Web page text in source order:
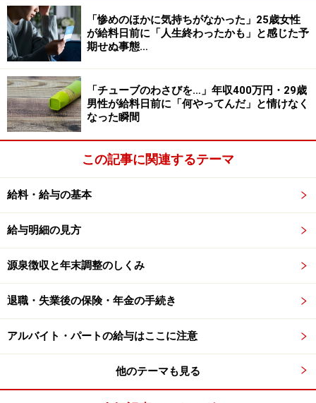
しっかり働くこと、給料に見合った生活を
すること、そして……
男性はその窮地を「チューブのわさび」をおかずにご飯
を食べて切り抜けたとのことですが、途中で心が折れた
りしなかったのでしょうか。
他の食材を買えるお金も持っていなかったため、1週間
乗り切れば給料が入るということだけを考え、本当にぎ
れました」
かなりギリギリのところまで追い込まれながらも、なん
とかピンチを脱出したことがうかがえます。
いうアドバイスを聞きました。
「惨めのほかに気持ちがなかった」25歳女性
が給料日前に「人生終わったかも」と感じた予
期せぬ事態…
「チューブのわさびを…」年収400万円・29歳
男性が給料日前に「何やってんだ」と情けなく
なった瞬間
この記事に関連するテーマ
給料・給与の基本
給与明細の見方
源泉徴収と年末調整のしくみ
退職・失業後の保険・年金の手続き
アルバイト・パートの給与はここに注意
他のテーマも見る